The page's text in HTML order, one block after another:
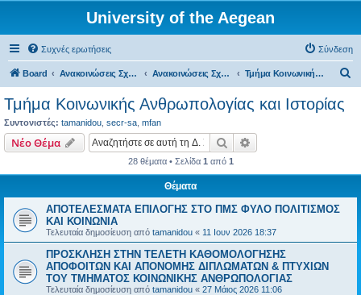
University of the Aegean
Συχνές ερωτήσεις Σύνδεση
Board Ανακοινώσεις Σχολών, Τμημάτων, Συλλόγων & Υπηρεσιών Ανακοινώσεις Σχολών & Τμημάτων (Μυτιλήνη) Τμήμα Κοινωνικής Ανθρωπολογίας και Ιστορίας
Τμήμα Κοινωνικής Ανθρωπολογίας και Ιστορίας
Συντονιστές: tamanidou secr-sa mfan
Νέο Θέμα Αναζήτηση
28 θέματα • Σελίδα 1 από 1
Θέματα
ΑΠΟΤΕΛΕΣΜΑΤΑ ΕΠΙΛΟΓΗΣ ΣΤΟ ΠΜΣ ΦΥΛΟ ΠΟΛΙΤΙΣΜΟΣ
ΚΑΙ ΚΟΙΝΩΝΙΑ
Τελευταία δημοσίευση από tamanidou « 11 Ιουν 2026 18:37
ΠΡΟΣΚΛΗΣΗ ΣΤΗΝ ΤΕΛΕΤΗ ΚΑΘΟΜΟΛΟΓΗΣΗΣ
ΑΠΟΦΟΙΤΩΝ ΚΑΙ ΑΠΟΝΟΜΗΣ ΔΙΠΛΩΜΑΤΩΝ & ΠΤΥΧΙΩΝ
ΤΟΥ ΤΜΗΜΑΤΟΣ ΚΟΙΝΩΝΙΚΗΣ ΑΝΘΡΩΠΟΛΟΓΙΑΣ
Τελευταία δημοσίευση από tamanidou « 27 Μάιος 2026 11:06